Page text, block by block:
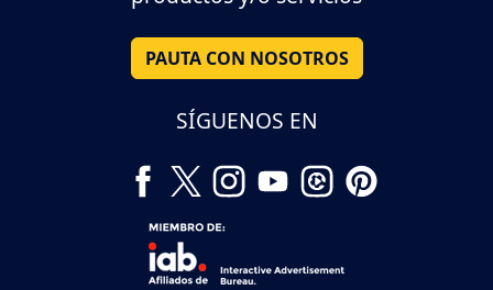
PAUTA CON NOSOTROS
SÍGUENOS EN